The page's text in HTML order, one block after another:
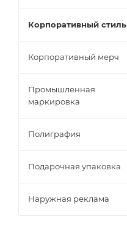
Корпоративный стиль
Корпоративный мерч
Промышленная
маркировка
Полиграфия
Подарочная упаковка
Наружная реклама